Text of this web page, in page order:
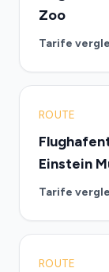
Zoo
Tarife
ROUTE
Einstein
Tarife
ROUTE